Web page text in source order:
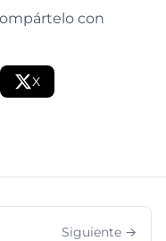
con
X
Siguiente →